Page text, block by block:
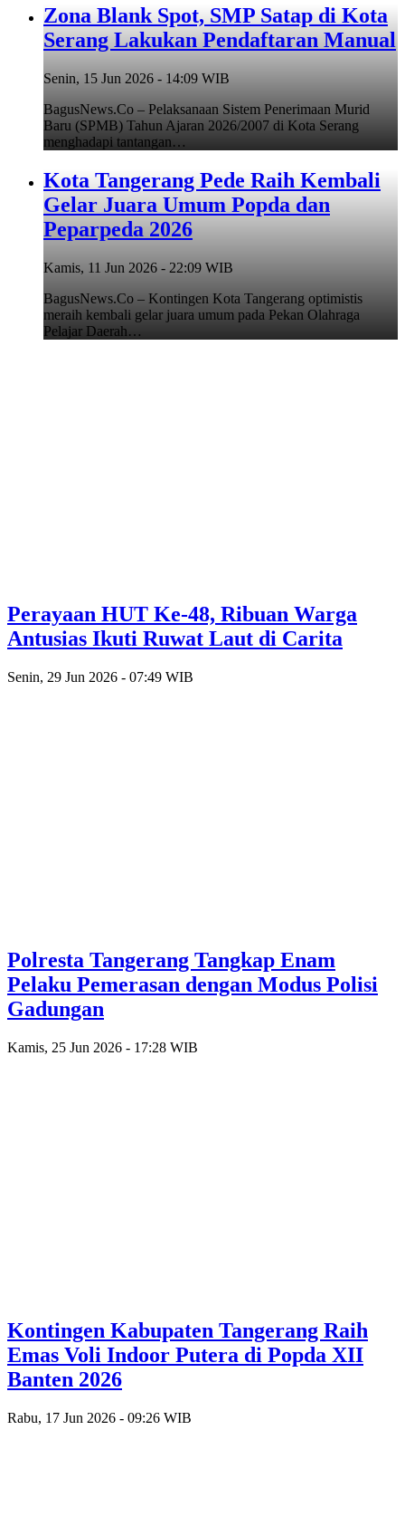
Zona Blank Spot, SMP Satap di Kota
Serang Lakukan Pendaftaran Manual
Senin, 15 Jun 2026 - 14:09 WIB
BagusNews.Co – Pelaksanaan Sistem Penerimaan Murid
Baru (SPMB) Tahun Ajaran 2026/2007 di Kota Serang
menghadapi tantangan…
Kota Tangerang Pede Raih Kembali
Gelar Juara Umum Popda dan
Peparpeda 2026
Kamis, 11 Jun 2026 - 22:09 WIB
BagusNews.Co – Kontingen Kota Tangerang optimistis
meraih kembali gelar juara umum pada Pekan Olahraga
Pelajar Daerah…
Perayaan HUT Ke-48, Ribuan Warga
Antusias Ikuti Ruwat Laut di Carita
Senin, 29 Jun 2026 - 07:49 WIB
Polresta Tangerang Tangkap Enam
Pelaku Pemerasan dengan Modus Polisi
Gadungan
Kamis, 25 Jun 2026 - 17:28 WIB
Kontingen Kabupaten Tangerang Raih
Emas Voli Indoor Putera di Popda XII
Banten 2026
Rabu, 17 Jun 2026 - 09:26 WIB